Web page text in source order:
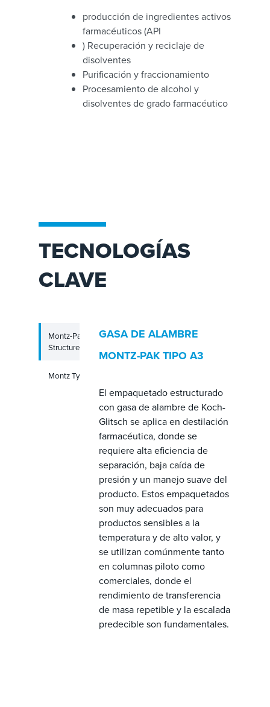
producción de ingredientes activos
farmacéuticos (API
) Recuperación y reciclaje de
disolventes
Purificación y fraccionamiento
Procesamiento de alcohol y
disolventes de grado farmacéutico
TECNOLOGÍAS
CLAVE
Montz-Pak Wire Gauze
Structured Packing
Montz Type S Liquid Distributor
GASA DE ALAMBRE
MONTZ-PAK TIPO A3
El empaquetado estructurado
con gasa de alambre de Koch-
Glitsch se aplica en destilación
farmacéutica, donde se
requiere alta eficiencia de
separación, baja caída de
presión y un manejo suave del
producto. Estos empaquetados
son muy adecuados para
productos sensibles a la
temperatura y de alto valor, y
se utilizan comúnmente tanto
en columnas piloto como
comerciales, donde el
rendimiento de transferencia
de masa repetible y la escalada
predecible son fundamentales.